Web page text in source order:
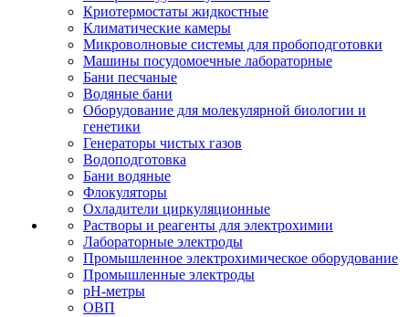
Криотермостаты жидкостные
Климатические камеры
Микроволновые системы для пробоподготовки
Машины посудомоечные лабораторные
Бани песчаные
Водяные бани
Оборудование для молекулярной биологии и
генетики
Генераторы чистых газов
Водоподготовка
Бани водяные
Флокуляторы
Охладители циркуляционные
Растворы и реагенты для электрохимии
Лабораторные электроды
Промышленное электрохимическое оборудование
Промышленные электроды
pH-метры
ОВП